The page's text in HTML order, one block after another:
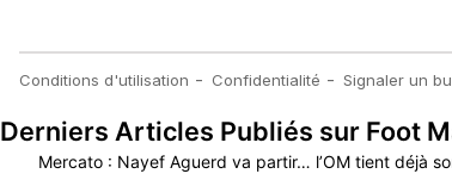
Derniers Articles Publiés sur Foot
Mercato : Nayef Aguerd va partir… l’OM tient déjà